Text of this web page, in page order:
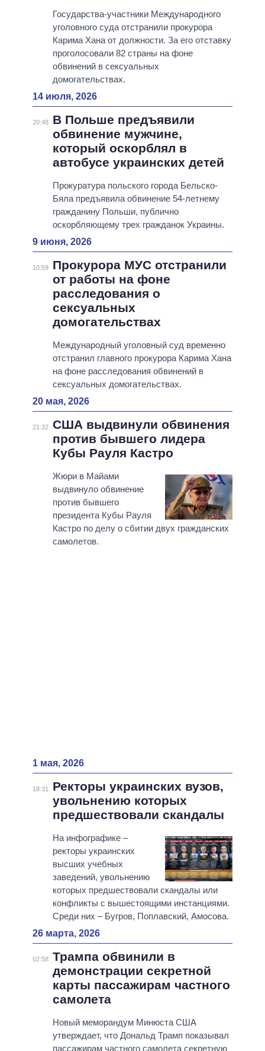
Государства-участники Международного
уголовного суда отстранили прокурора
Карима Хана от должности. За его отставку
проголосовали 82 страны на фоне
обвинений в сексуальных
домогательствах.
14 июля, 2026
20:48
В Польше предъявили
обвинение мужчине,
который оскорблял в
автобусе украинских детей
Прокуратура польского города Бельско-
Бяла предъявила обвинение 54-летнему
гражданину Польши, публично
оскорбляющему трех гражданок Украины.
9 июня, 2026
10:59
Прокурора МУС отстранили
от работы на фоне
расследования о
сексуальных
домогательствах
Международный уголовный суд временно
отстранил главного прокурора Карима Хана
на фоне расследования обвинений в
сексуальных домогательствах.
20 мая, 2026
21:32 США выдвинули обвинения
против бывшего лидера
Кубы Рауля Кастро
Жюри в Майами
выдвинуло обвинение
против бывшего
президента Кубы Рауля
Кастро по делу о сбитии двух гражданских
самолетов.
1 мая, 2026
18:31
Ректоры украинских вузов,
увольнению которых
предшествовали скандалы
На инфографике –
ректоры украинских
высших учебных
заведений, увольнению
которых предшествовали скандалы или
конфликты с вышестоящими инстанциями.
Среди них – Бугров, Поплавский, Амосова.
26 марта, 2026
02:58 Трампа обвинили в
демонстрации секретной
карты пассажирам частного
самолета
Новый меморандум Минюста США
утверждает, что Дональд Трамп показывал
пассажирам частного самолета секретную